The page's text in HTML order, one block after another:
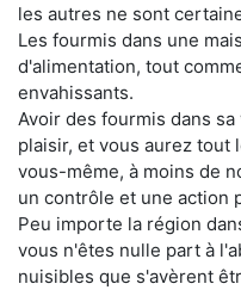
les autres ne sont
Les fourmis dans une
d'alimentation, tout
envahissants.
Avoir des fourmis dans
plaisir, et vous aurez tout
vous-même, à moins de
un contrôle et une action
Peu importe la région
vous n'êtes nulle part à
nuisibles que s'avèrent